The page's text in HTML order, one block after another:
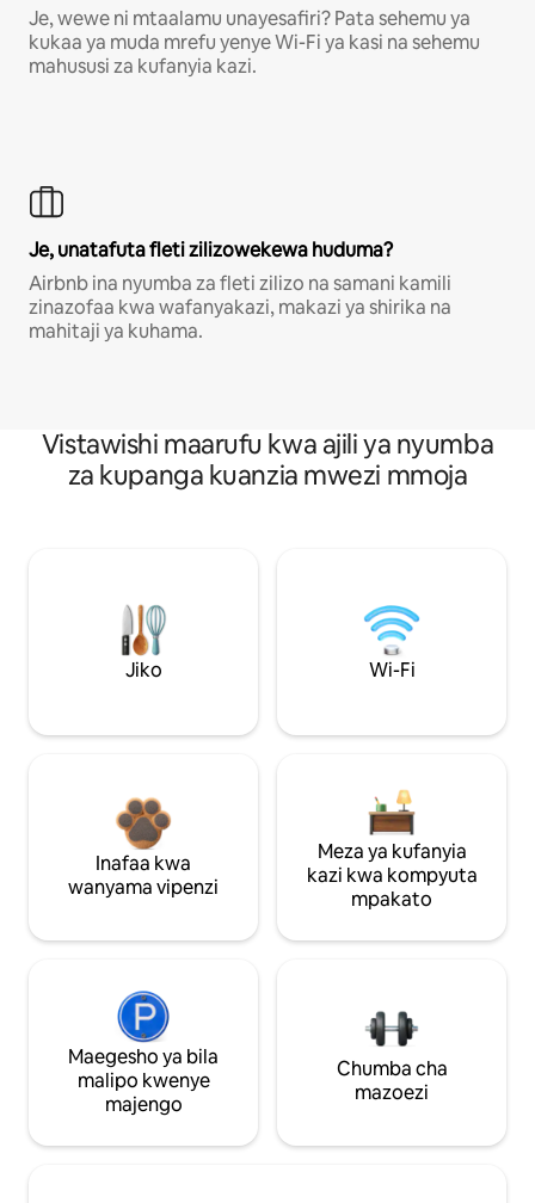
Je, wewe ni mtaalamu unayesafiri? Pata sehemu ya
kukaa ya muda mrefu yenye Wi-Fi ya kasi na sehemu
mahususi za kufanyia kazi.
Je, unatafuta fleti zilizowekewa huduma?
Airbnb ina nyumba za fleti zilizo na samani kamili
zinazofaa kwa wafanyakazi, makazi ya shirika na
mahitaji ya kuhama.
Vistawishi maarufu kwa ajili ya nyumba
za kupanga kuanzia mwezi mmoja
Jiko Wi-Fi
Inafaa kwa
wanyama vipenzi
Meza ya kufanyia
kazi kwa kompyuta
mpakato
Maegesho ya bila
malipo kwenye
majengo
Chumba cha
mazoezi